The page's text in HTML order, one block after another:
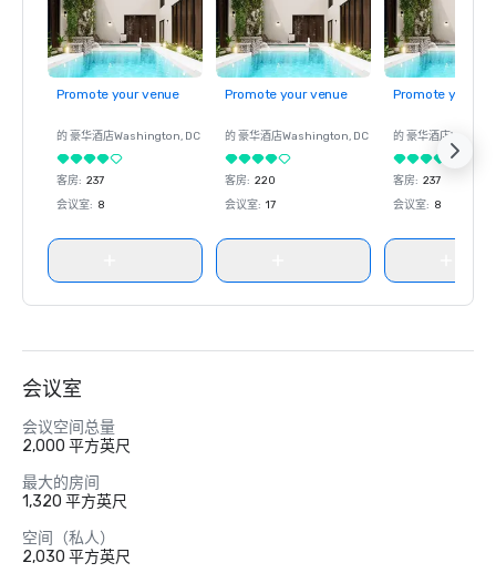
Promote your venue
的 豪华酒店Washington, DC
客房: 237
会议室: 8
Promote your venue
的 豪华酒店Washington, DC
客房: 220
会议室: 17
Promote your
的 豪华酒店
客房: 237
会议室: 8
会议室
会议空间总量
2,000 平方英尺
最大的房间
1,320 平方英尺
空间（私人）
2,030 平方英尺